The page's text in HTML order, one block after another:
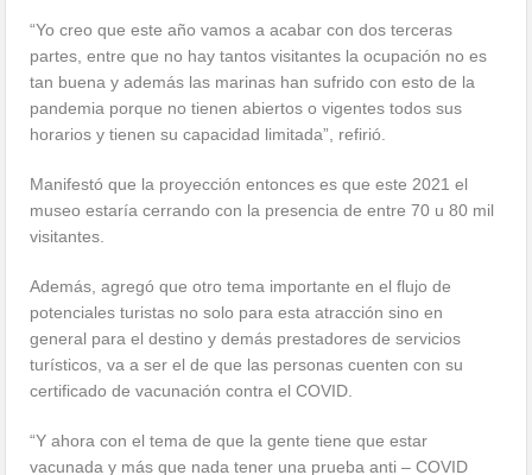
“Yo creo que este año vamos a acabar con dos terceras
partes, entre que no hay tantos visitantes la ocupación no es
tan buena y además las marinas han sufrido con esto de la
pandemia porque no tienen abiertos o vigentes todos sus
horarios y tienen su capacidad limitada”, refirió.
Manifestó que la proyección entonces es que este 2021 el
museo estaría cerrando con la presencia de entre 70 u 80 mil
visitantes.
Además, agregó que otro tema importante en el flujo de
potenciales turistas no solo para esta atracción sino en
general para el destino y demás prestadores de servicios
turísticos, va a ser el de que las personas cuenten con su
certificado de vacunación contra el COVID.
“Y ahora con el tema de que la gente tiene que estar
vacunada y más que nada tener una prueba anti – COVID